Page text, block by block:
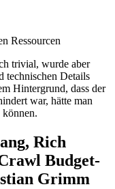
Ressourcen
trivial, wurde aber
technischen Details
Hintergrund, dass der
war, hätte man
können.
Rich
Budget-
Grimm